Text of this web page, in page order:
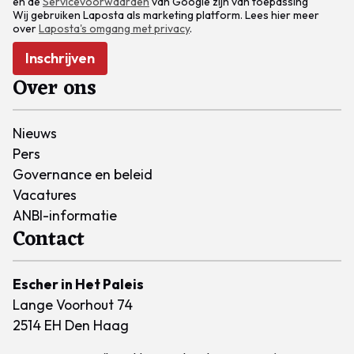
Wij gebruiken Laposta als marketing platform. Lees hier meer
overLaposta's omgang met privacy.
Inschrijven
Over ons
Nieuws
Pers
Governance en beleid
Vacatures
ANBI-informatie
Contact
Escher in Het Paleis
Lange Voorhout 74
2514 EH Den Haag